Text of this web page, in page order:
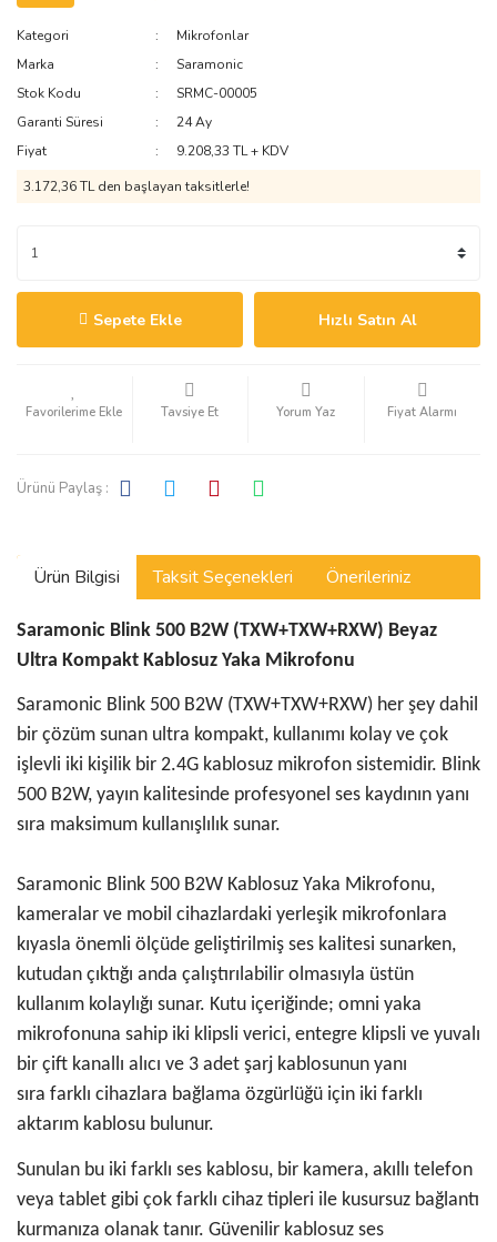
Kategori
Mikrofonlar
Marka
Saramonic
Stok Kodu
SRMC-00005
Garanti Süresi
24 Ay
Fiyat
9.208,33 TL + KDV
3.172,36 TL den başlayan taksitlerle!
Sepete Ekle Hızlı Satın Al
Tavsiye Et Yorum Yaz Fiyat Alarmı
Ürünü Paylaş :
Ürün Bilgisi Taksit Seçenekleri Önerileriniz
Saramonic Blink 500 B2W (TXW+TXW+RXW) Beyaz
Ultra Kompakt Kablosuz Yaka Mikrofonu
Saramonic Blink 500 B2W (TXW+TXW+RXW) her şey dahil
bir çözüm sunan ultra kompakt, kullanımı kolay ve çok
işlevli iki kişilik bir 2.4G kablosuz mikrofon sistemidir. Blink
500 B2W, yayın kalitesinde profesyonel ses kaydının yanı
sıra maksimum kullanışlılık sunar.
Saramonic Blink 500 B2W Kablosuz Yaka Mikrofonu,
kameralar ve mobil cihazlardaki yerleşik mikrofonlara
kıyasla önemli ölçüde geliştirilmiş ses kalitesi sunarken,
kutudan çıktığı anda çalıştırılabilir olmasıyla üstün
kullanım kolaylığı sunar. Kutu içeriğinde; omni yaka
mikrofonuna sahip iki klipsli verici, entegre klipsli ve yuvalı
bir çift kanallı alıcı ve 3 adet şarj kablosunun yanı
sıra farklı cihazlara bağlama özgürlüğü için iki farklı
aktarım kablosu bulunur.
Sunulan bu iki farklı ses kablosu, bir kamera, akıllı telefon
veya tablet gibi çok farklı cihaz tipleri ile kusursuz bağlantı
kurmanıza olanak tanır. Güvenilir kablosuz ses